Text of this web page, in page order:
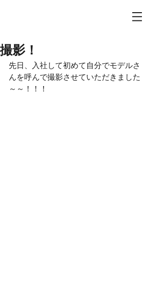
撮影！
先日、入社して初めて自分でモデルさ
んを呼んで撮影させていただきました
～～！！！